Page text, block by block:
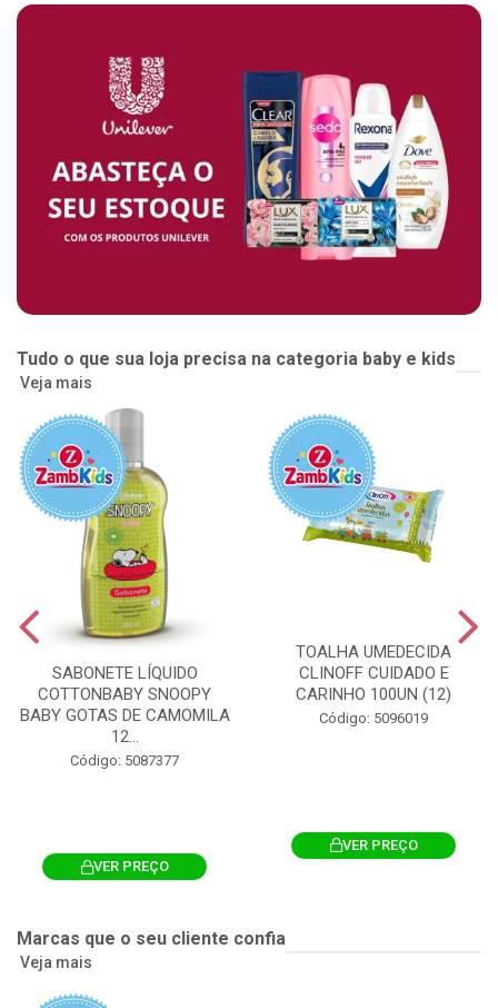
Tudo o que sua loja precisa na categoria baby e kids
Veja mais
SABONETE LÍQUIDO
COTTONBABY SNOOPY
BABY GOTAS DE CAMOMILA
12...
Código: 5087377
VER PREÇO
TOALHA UMEDECIDA
CLINOFF CUIDADO E
CARINHO 100UN (12)
Código: 5096019
VER PREÇO
Marcas que o seu cliente confia
Veja mais